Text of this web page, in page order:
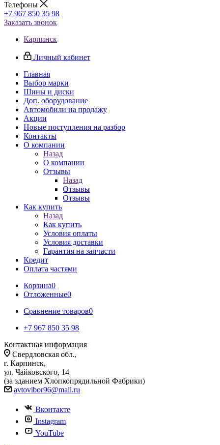
Телефоны
+7 967 850 35 98
Заказать звонок
Карпинск
Личный кабинет
Главная
Выбор марки
Шины и диски
Доп. оборудование
Автомобили на продажу
Акции
Новые поступления на разбор
Контакты
О компании
Назад
О компании
Отзывы
Назад
Отзывы
Отзывы
Как купить
Назад
Как купить
Условия оплаты
Условия доставки
Гарантия на запчасти
Кредит
Оплата частями
Корзина0
Отложенные0
Сравнение товаров0
+7 967 850 35 98
Контактная информация
Свердловская обл.,
г. Карпинск,
ул. Чайковского, 14
(за зданием Хлопкопрядильной Фабрики)
avtovibor96@mail.ru
Вконтакте
Instagram
YouTube